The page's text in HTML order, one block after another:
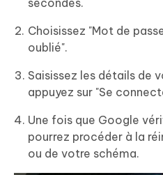
secondes.
Choisissez "Mot de
oublié".
Saisissez les détails de
appuyez sur "Se
Une fois que Google
pourrez procéder à la
ou de votre schéma.